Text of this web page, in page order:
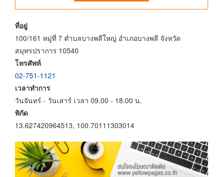
ที่อยู่
100/161 หมู่ที่ 7 ตำบลบางพลีใหญ่ อำเภอบางพลี จังหวัด
สมุทรปราการ 10540
โทรศัพท์
02-751-1121
เวลาทำการ
วันจันทร์ - วันเสาร์ เวลา 09.00 - 18.00 น.
พิกัด
13.627420964513, 100.70111303014